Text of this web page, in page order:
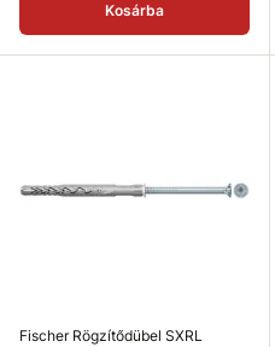
Kosárba
Fischer Rögzítődübel SXRL